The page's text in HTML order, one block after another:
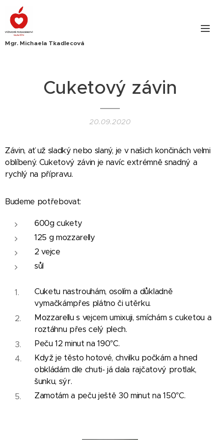
Mgr. Michaela Tkadlecová
Cuketový závin
20.09.2020
Závin, ať už sladký nebo slaný, je v našich končinách velmi
oblíbený. Cuketový závin je navíc extrémně snadný a
rychlý na přípravu.
Budeme potřebovat:
600g cukety
125 g mozzarelly
2 vejce
sůl
Cuketu nastrouhám, osolím a důkladně
vymačkámpřes plátno či utěrku.
Mozzarellu s vejcem umixuji, smíchám s cuketou a
roztáhnu přes celý plech.
Peču 12 minut na 190°C.
Když je těsto hotové, chvilku počkám a hned
obkládám dle chuti- já dala rajčatový protlak,
šunku, sýr.
Zamotám a peču ještě 30 minut na 150°C.